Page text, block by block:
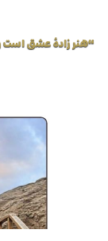
“هنر زادهٔ عشق است